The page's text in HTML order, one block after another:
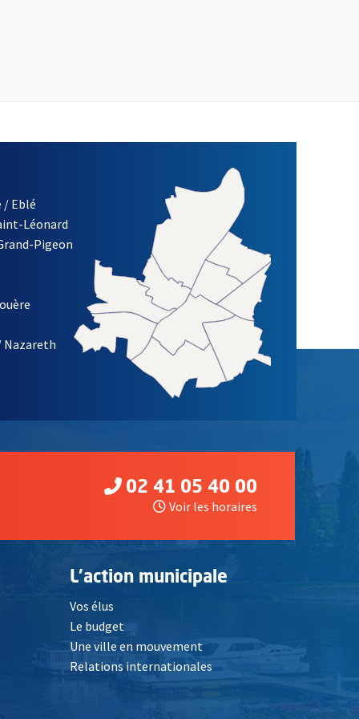
D'INFORMATION DE LA VILLE D'ANGERS
/ Eblé
Léonard
Pigeon
Nazareth
02 41 05 40 00
Voir les horaires
L'action municipale
Vos élus
Le budget
Une ville en mouvement
Relations internationales